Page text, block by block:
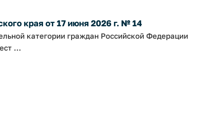
края от 17 июня 2026 г. № 14
категории граждан Российской Федерации
...